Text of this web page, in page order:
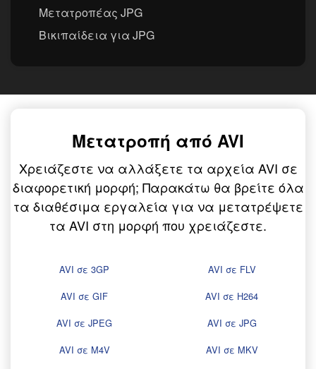
Μετατροπέας JPG
Βικιπαίδεια για JPG
Μετατροπή από AVI
Χρειάζεστε να αλλάξετε τα αρχεία AVI σε
διαφορετική μορφή; Παρακάτω θα βρείτε όλα
τα διαθέσιμα εργαλεία για να μετατρέψετε
τα AVI στη μορφή που χρειάζεστε.
AVI σε 3GP
AVI σε FLV
AVI σε GIF
AVI σε H264
AVI σε JPEG
AVI σε JPG
AVI σε M4V
AVI σε MKV